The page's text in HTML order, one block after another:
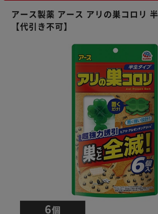
アース製薬 アース アリの巣コロリ
【代引き不可】カートに入れる